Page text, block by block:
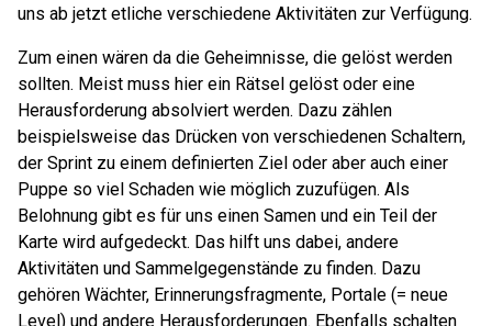
uns ab jetzt etliche verschiedene Aktivitäten zur Verfügung.
Zum einen wären da die Geheimnisse, die gelöst werden
sollten. Meist muss hier ein Rätsel gelöst oder eine
Herausforderung absolviert werden. Dazu zählen
beispielsweise das Drücken von verschiedenen Schaltern,
der Sprint zu einem definierten Ziel oder aber auch einer
Puppe so viel Schaden wie möglich zuzufügen. Als
Belohnung gibt es für uns einen Samen und ein Teil der
Karte wird aufgedeckt. Das hilft uns dabei, andere
Aktivitäten und Sammelgegenstände zu finden. Dazu
gehören Wächter, Erinnerungsfragmente, Portale (= neue
Level) und andere Herausforderungen. Ebenfalls schalten